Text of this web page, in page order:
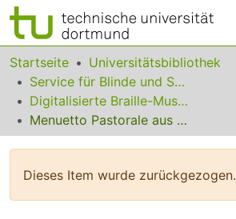
Bereiche & Sammlungen
Das gesamte Repositorium
Statistiken
Startseite
Universitätsbibliothek
Service für Blinde und Sehbehinderte
Digitalisierte Braille-Musik-Matrizen des VzfB
Menuetto Pastorale aus "Armide"
Dieses Item wurde zurückgezogen.